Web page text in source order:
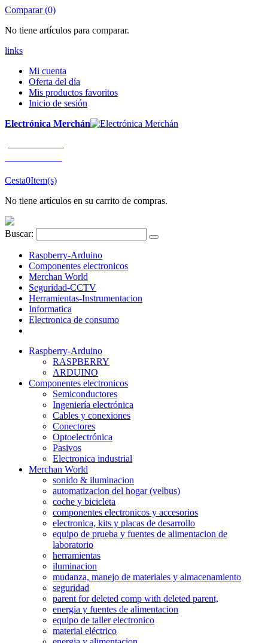
Comparar (0)
No tiene artículos para comparar.
links
Mi cuenta
Oferta del día
Mis productos favoritos
Inicio de sesión
Electrónica Merchán
Cesta0Item(s)
No tiene artículos en su carrito de compras.
Buscar:
Raspberry-Arduino
Componentes electronicos
Merchan World
Seguridad-CCTV
Herramientas-Instrumentacion
Informatica
Electronica de consumo
Raspberry-Arduino
RASPBERRY
ARDUINO
Componentes electronicos
Semiconductores
Ingeniería electrónica
Cables y conexiones
Conectores
Optoelectrónica
Pasivos
Electronica industrial
Merchan World
sonido & iluminacion
automatizacion del hogar (velbus)
coche y bicicleta
componentes electronicos y accesorios
electronica, kits y placas de desarrollo
equipo de prueba y fuentes de alimentacion de
laboratorio
herramientas
iluminacion
mudanza, manejo de materiales y almacenamiento
seguridad
parent for deleted comp with deleted parent,
energia y fuentes de alimentacion
equipo de taller electronico
material eléctrico